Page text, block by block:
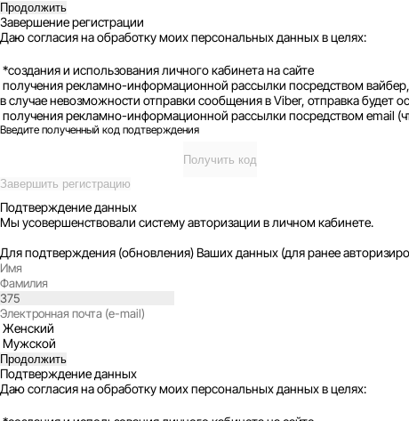
Продолжить
Завершение регистрации
Даю согласия на обработку моих персональных данных в целях:
*создания и использования личного кабинета на сайте
получения рекламно-информационной рассылки посредством
в случае невозможности отправки сообщения в Viber, отправка будет
получения рекламно-информационной рассылки посредством email
Введите полученный код подтверждения
Получить код
Завершить регистрацию
Подтверждение данных
Мы усовершенствовали систему авторизации в личном кабинете.
Для подтверждения (обновления) Ваших данных (для ранее
Женский
Мужской
Продолжить
Подтверждение данных
Даю согласия на обработку моих персональных данных в целях: